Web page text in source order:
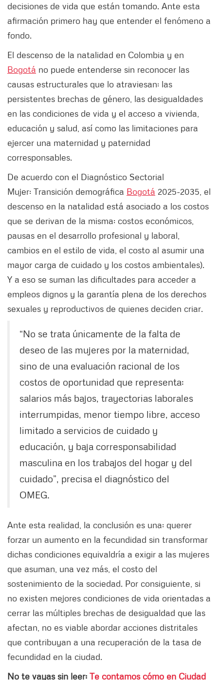
decisiones de vida que están tomando. Ante esta
afirmación primero hay que entender el fenómeno a
fondo.
El descenso de la natalidad en Colombia y en
Bogotá no puede entenderse sin reconocer las
causas estructurales que lo atraviesan: las
persistentes brechas de género, las desigualdades
en las condiciones de vida y el acceso a vivienda,
educación y salud, así como las limitaciones para
ejercer una maternidad y paternidad
corresponsables.
De acuerdo con el Diagnóstico Sectorial
Mujer: Transición demográfica Bogotá 2025-2035, el
descenso en la natalidad está asociado a los costos
que se derivan de la misma: costos económicos,
pausas en el desarrollo profesional y laboral,
cambios en el estilo de vida, el costo al asumir una
mayor carga de cuidado y los costos ambientales).
Y a eso se suman las dificultades para acceder a
empleos dignos y la garantía plena de los derechos
sexuales y reproductivos de quienes deciden criar.
“No se trata únicamente de la falta de
deseo de las mujeres por la maternidad,
sino de una evaluación racional de los
costos de oportunidad que representa:
salarios más bajos, trayectorias laborales
interrumpidas, menor tiempo libre, acceso
limitado a servicios de cuidado y
educación, y baja corresponsabilidad
masculina en los trabajos del hogar y del
cuidado”, precisa el diagnóstico del
OMEG.
Ante esta realidad, la conclusión es una: querer
forzar un aumento en la fecundidad sin transformar
dichas condiciones equivaldría a exigir a las mujeres
que asuman, una vez más, el costo del
sostenimiento de la sociedad. Por consiguiente, si
no existen mejores condiciones de vida orientadas a
cerrar las múltiples brechas de desigualdad que las
afectan, no es viable abordar acciones distritales
que contribuyan a una recuperación de la tasa de
fecundidad en la ciudad.
No te vayas sin leer: Te contamos cómo en Ciudad